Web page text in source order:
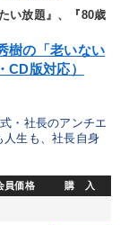
〉＆新刊・好
ピーチ・話材
・人間学
い放題』、『80歳
樹の「老いない
CD版対応）
・社長のアンチエ
生も、社長自身
員価格 購 入